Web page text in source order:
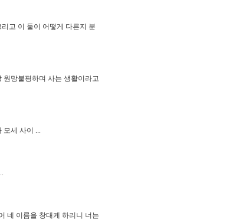
고 이 둘이 어떻게 다른지 분
원망불평하며 사는 생활이라고
모세 사이 ...
네 이름을 창대케 하리니 너는